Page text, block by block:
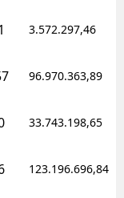
3.572.297,46
96.970.363,89
33.743.198,65
123.196.696,84